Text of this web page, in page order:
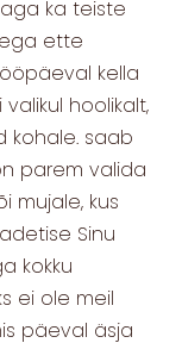
ka teiste
ette
kella
hoolikalt,
kohale. saab
parem valida
mujale, kus
Sinu
kokku
ei ole meil
päeval äsja